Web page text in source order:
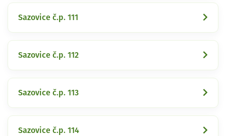
Sazovice č.p. 111
Sazovice č.p. 112
Sazovice č.p. 113
Sazovice č.p. 114